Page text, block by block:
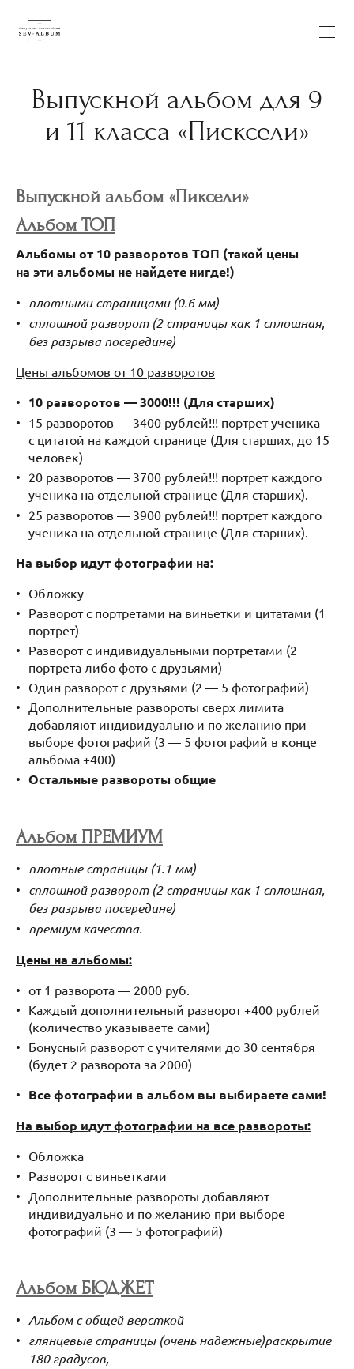
Выпускной альбом для 9
и 11 класса «Писксели»
Выпускной альбом «Пиксели»
Альбом ТОП
Альбомы от 10 разворотов ТОП (такой цены
на эти альбомы не найдете нигде!)
плотными страницами (0.6 мм)
сплошной разворот (2 страницы как 1 сплошная,
без разрыва посередине)
Цены альбомов от 10 разворотов
10 разворотов — 3000!!! (Для старших)
15 разворотов — 3400 рублей!!! портрет ученика
с цитатой на каждой странице (Для старших, до 15
человек)
20 разворотов — 3700 рублей!!! портрет каждого
ученика на отдельной странице (Для старших).
25 разворотов — 3900 рублей!!! портрет каждого
ученика на отдельной странице (Для старших).
На выбор идут фотографии на:
Обложку
Разворот с портретами на виньетки и цитатами (1
портрет)
Разворот с индивидуальными портретами (2
портрета либо фото с друзьями)
Один разворот с друзьями (2 — 5 фотографий)
Дополнительные развороты сверх лимита
добавляют индивидуально и по желанию при
выборе фотографий (3 — 5 фотографий в конце
альбома +400)
Остальные развороты общие
Альбом ПРЕМИУМ
плотные страницы (1.1 мм)
сплошной разворот (2 страницы как 1 сплошная,
без разрыва посередине)
премиум качества.
Цены на альбомы:
от 1 разворота — 2000 руб.
Каждый дополнительный разворот +400 рублей
(количество указываете сами)
Бонусный разворот с учителями до 30 сентября
(будет 2 разворота за 2000)
Все фотографии в альбом вы выбираете сами!
На выбор идут фотографии на все развороты:
Обложка
Разворот с виньетками
Дополнительные развороты добавляют
индивидуально и по желанию при выборе
фотографий (3 — 5 фотографий)
Альбом БЮДЖЕТ
Альбом с общей версткой
глянцевые страницы (очень надежные)раскрытие
180 градусов,